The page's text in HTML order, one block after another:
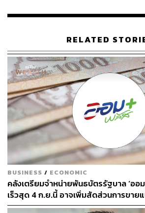
ธุรกิจขนาดใหญ่
ปี 2559: ผู้อำนวยการสำนัก (ผู้อำน
ตรวจสอบภาษีสูง) มาตรฐานการส
ปี 2560: ผู้อำนวยการ (ผู้อำนวยการ
สูง) กองอุทธรณ์ภาษี
ปี 2561: ผู้อำนวยการกอง (ผู้อำนว
การกำกับและตรวจสอบภาษี
ปี 2562: รองอธิบดีกรมสรรพากร
ปี 2566: ที่ปรึกษาด้านยุทธศาสตร์
ธุรกิจพลังงาน)
เปิดประวัติการศึกษา
RELATED
BUSINESS / ECONOMIC
คลังเตรียมจำหน่ายพันธบัตรรัฐบาล ‘ออ
เร็วสุด 4 ก.ย.นี้ อาจเพิ่มสัดส่วนการขาย
First มากขึ้น